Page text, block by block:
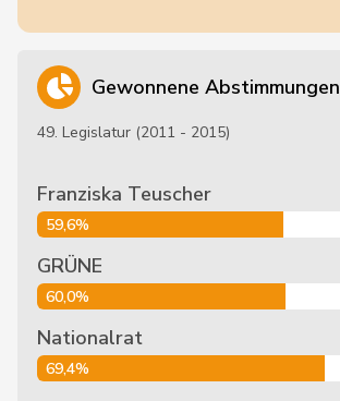
Gewonnene Abstimmungen
49. Legislatur (2011 - 2015)
Franziska Teuscher
59,6%
GRÜNE
60,0%
Nationalrat
69,4%